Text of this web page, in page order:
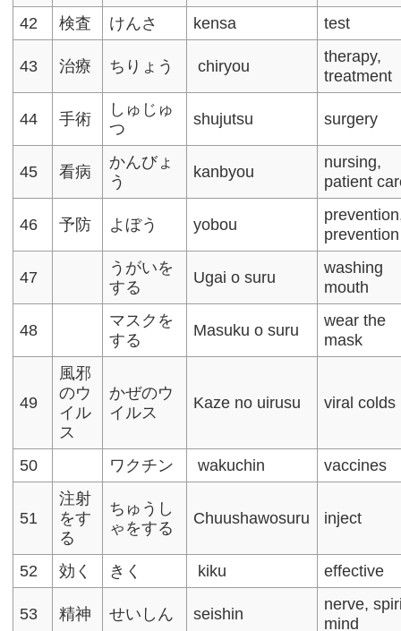
42 検査 けんさ kensa test
43 治療 ちりょう chiryou
therapy,
treatment
44 手術
しゅじゅ
つ
shujutsu surgery
45 看病
かんびょ
う
kanbyou
nursing,
patient
46 予防 よぼう yobou
prevention
47
うがいを
する
Ugai o suru
washing
mouth
48
マスクを
する
Masuku o suru
wear the
mask
49
風邪
のウ
イル
ス
かぜのウ
イルス
Kaze no uirusu viral colds
50 ワクチン wakuchin vaccines
51
注射
をす
る
ちゅうし
ゃをする
Chuushawosuru inject
52 効く きく kiku effective
53 精神 せいしん seishin
nerve,
mind